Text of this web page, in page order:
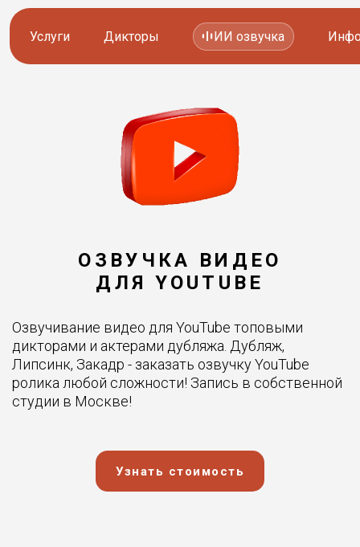
Услуги
Озвучка видео
Работа с аудио
Работа с текстом
Другие услуги
8 800 200-45-51
Заказать звонок
Дикторы
Иностранные дикторы
Русские дикторы
Актеры озвучки
ИИ голоса
8 800 200-45-51
Заказать звонок
ИИ озвучка
ОЗВУЧКА ВИДЕО
ДЛЯ YOUTUBE
Озвучивание видео для YouTube топовыми
дикторами и актерами дубляжа. Дубляж,
Липсинк, Закадр - заказать озвучку YouTube
ролика любой сложности! Запись в собственной
студии в Москве!
Узнать стоимость